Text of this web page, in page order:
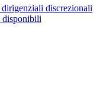
discrezionali
disponibili